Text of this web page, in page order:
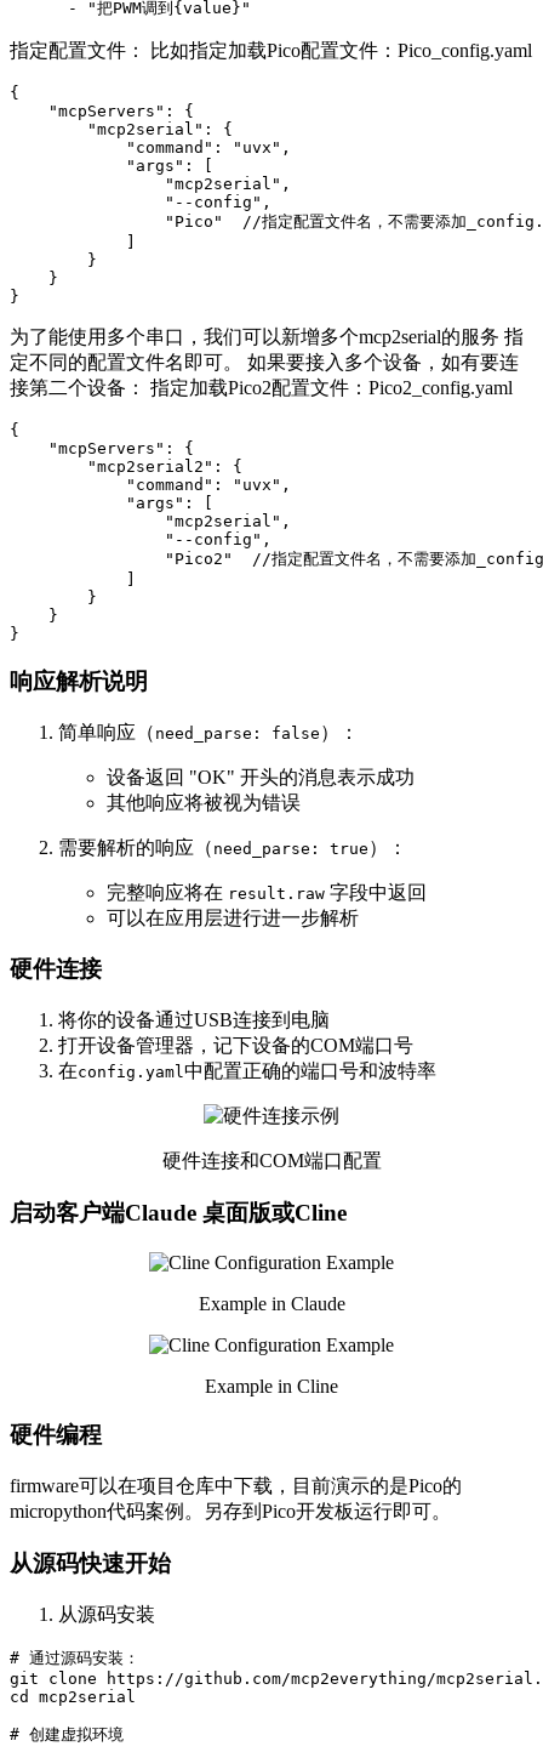
指定配置文件： 比如指定加载Pico配置文件：Pico_config.yaml
{
    "mcpServers": {
        "mcp2serial": {
            "command": "uvx",
            "args": [
                "mcp2serial",
                "--config",
"Pico"  //指定配置文件名，不需要添加
        }
    }
为了能使用多个串口，我们可以新增多个mcp2serial的服务 指
定不同的配置文件名即可。 如果要接入多个设备，如有要连
接第二个设备： 指定加载Pico2配置文件：Pico2_config.yaml
{
    "mcpServers": {
        "mcp2serial2": {
            "command": "uvx",
            "args": [
                "mcp2serial",
                "--config",
"Pico2"  //指定配置文件名，不需要添加
        }
    }
响应解析说明
简单响应（ need_parse: false ）：
设备返回 "OK" 开头的消息表示成功
其他响应将被视为错误
需要解析的响应（ need_parse: true ）：
完整响应将在 result.raw 字段中返回
可以在应用层进行进一步解析
硬件连接
将你的设备通过USB连接到电脑
打开设备管理器，记下设备的COM端口号
在config.yaml中配置正确的端口号和波特率
硬件连接和COM端口配置
启动客户端Claude 桌面版或Cline
Example in Claude
Example in Cline
硬件编程
firmware可以在项目仓库中下载，目前演示的是Pico的
micropython代码案例。另存到Pico开发板运行即可。
从源码快速开始
从源码安装
# 通过源码安装：
git clone https://github.com/mcp2everything/
cd mcp2serial
# 创建虚拟环境